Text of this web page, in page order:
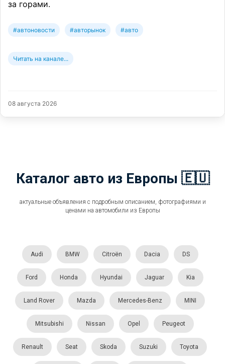
за горами.
#автоновости #авторынок #авто
Читать на канале...
08 августа 2026
Каталог авто из Европы 🇪🇺
актуальные объявления с подробным описанием, фотографиями и
ценами на автомобили из Европы
Audi BMW Citroën Dacia DS
Ford Honda Hyundai Jaguar Kia
Land Rover Mazda Mercedes-Benz MINI
Mitsubishi Nissan Opel Peugeot
Renault Seat Skoda Suzuki Toyota